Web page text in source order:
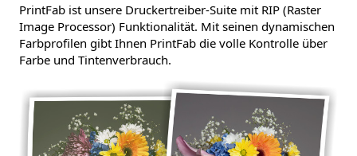
PrintFab ist unsere Druckertreiber-Suite mit RIP (Raster
Image Processor) Funktionalität. Mit seinen dynamischen
Farbprofilen gibt Ihnen PrintFab die volle Kontrolle über
Farbe und Tintenverbrauch.